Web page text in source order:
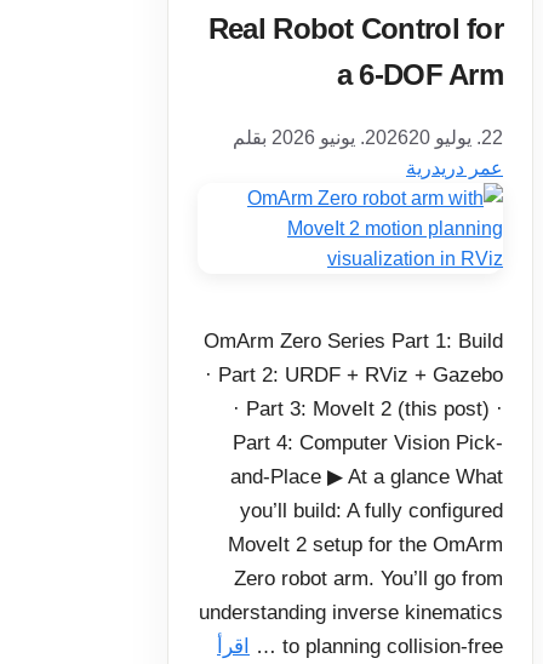
Real Robot Control for
a 6-DOF Arm
22. يوليو 2026 20. يونيو 2026
بقلم
عمر دريدرية
OmArm Zero Series Part 1: Build
· Part 2: URDF + RViz + Gazebo
· Part 3: MoveIt 2 (this post) ·
Part 4: Computer Vision Pick-
and-Place ▶ At a glance What
you’ll build: A fully configured
MoveIt 2 setup for the OmArm
Zero robot arm. You’ll go from
understanding inverse kinematics
to planning collision-free …
اقرأ